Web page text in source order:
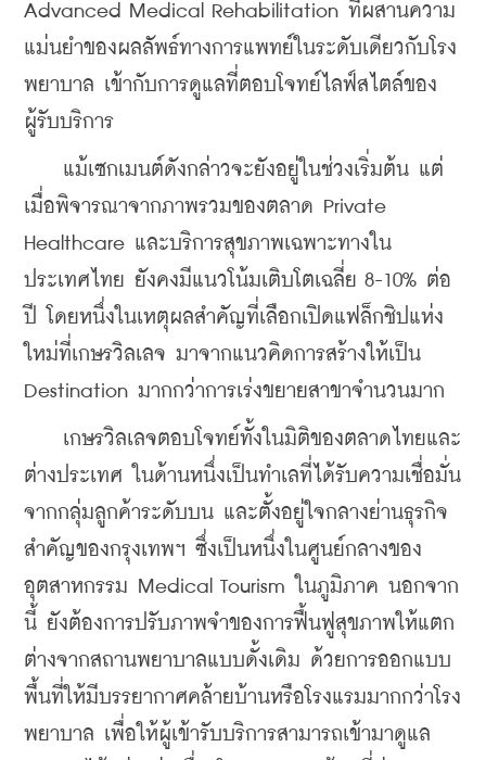
Advanced Medical Rehabilitation ที่ผสานความ
แม่นยำของผลลัพธ์ทางการแพทย์ในระดับเดียวกับโรง
พยาบาล เข้ากับการดูแลที่ตอบโจทย์ไลฟ์สไตล์ของ
ผู้รับบริการ
แม้เซกเมนต์ดังกล่าวจะยังอยู่ในช่วงเริ่มต้น แต่
เมื่อพิจารณาจากภาพรวมของตลาด Private
Healthcare และบริการสุขภาพเฉพาะทางใน
ประเทศไทย ยังคงมีแนวโน้มเติบโตเฉลี่ย 8-10% ต่อ
ปี โดยหนึ่งในเหตุผลสำคัญที่เลือกเปิดแฟล็กชิปแห่ง
ใหม่ที่เกษรวิลเลจ มาจากแนวคิดการสร้างให้เป็น
Destination มากกว่าการเร่งขยายสาขาจำนวนมาก
เกษรวิลเลจตอบโจทย์ทั้งในมิติของตลาดไทยและ
ต่างประเทศ ในด้านหนึ่งเป็นทำเลที่ได้รับความเชื่อมั่น
จากกลุ่มลูกค้าระดับบน และตั้งอยู่ใจกลางย่านธุรกิจ
สำคัญของกรุงเทพฯ ซึ่งเป็นหนึ่งในศูนย์กลางของ
อุตสาหกรรม Medical Tourism ในภูมิภาค นอกจาก
นี้ ยังต้องการปรับภาพจำของการฟื้นฟูสุขภาพให้แตก
ต่างจากสถานพยาบาลแบบดั้งเดิม ด้วยการออกแบบ
พื้นที่ให้มีบรรยากาศคล้ายบ้านหรือโรงแรมมากกว่าโรง
พยาบาล เพื่อให้ผู้เข้ารับบริการสามารถเข้ามาดูแล